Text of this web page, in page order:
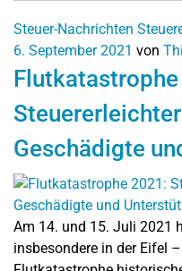
Steuer-Nachrichten
6. September 2021 von
Geschädigte
Am 14. und 15. Juli 2021
insbesondere in der Eifel